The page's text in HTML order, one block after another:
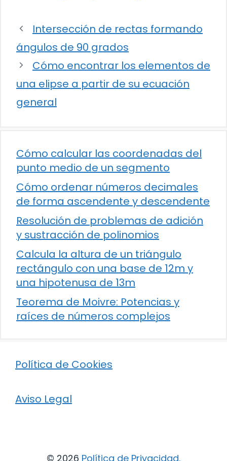
Intersección de rectas formando
ángulos de 90 grados
Cómo encontrar los elementos de
una elipse a partir de su ecuación
general
Cómo calcular las coordenadas del
punto medio de un segmento
Cómo ordenar números decimales
de forma ascendente y descendente
Resolución de problemas de adición
y sustracción de polinomios
Calcula la altura de un triángulo
rectángulo con una base de 12m y
una hipotenusa de 13m
Teorema de Moivre: Potencias y
raíces de números complejos
Política de Cookies
Aviso Legal
© 2026 Política de Privacidad.